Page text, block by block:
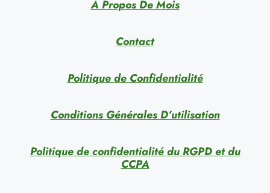
À Propos De Mois
Contact
Politique de Confidentialité
Conditions Générales D’utilisation
Politique de confidentialité du RGPD et du
CCPA